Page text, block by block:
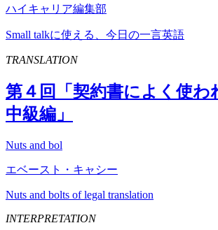
ハイキャリア編集部
Small talkに使える、今日の一言英語
TRANSLATION
第４回「契約書によく使わ
中級編」
Nuts and bol
エベースト・キャシー
Nuts and bolts of legal translation
INTERPRETATION